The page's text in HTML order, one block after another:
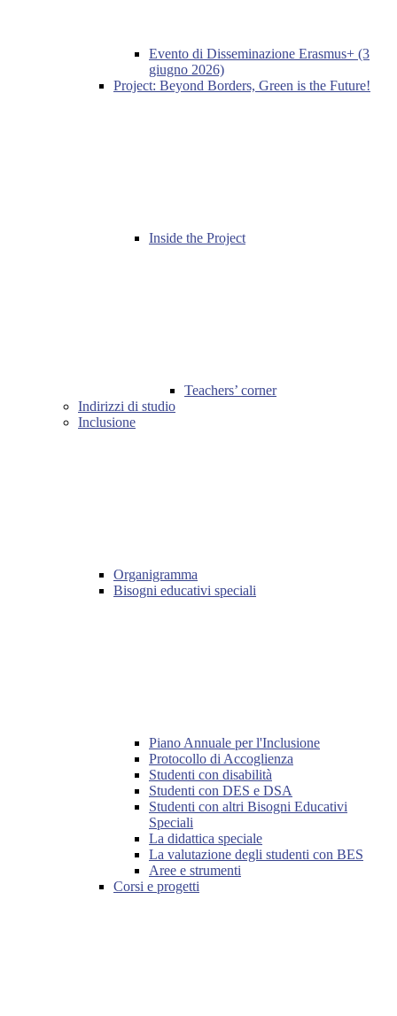
Evento di Disseminazione Erasmus+ (3
giugno 2026)
Project: Beyond Borders, Green is the Future!
Inside the Project
Teachers’ corner
Indirizzi di studio
Inclusione
Organigramma
Bisogni educativi speciali
Piano Annuale per l'Inclusione
Protocollo di Accoglienza
Studenti con disabilità
Studenti con DES e DSA
Studenti con altri Bisogni Educativi
Speciali
La didattica speciale
La valutazione degli studenti con BES
Aree e strumenti
Corsi e progetti